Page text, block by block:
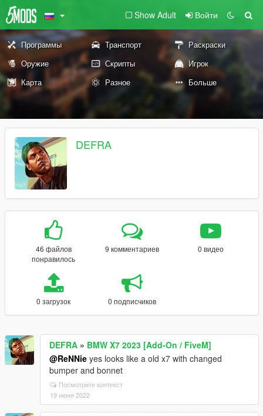
Show Adult Войти
Программы Транспорт
Раскраски
Оружие
Скрипты
Игрок
Карта
Разное Больше
DEFRA
46 файлов
понравилось
9 комментариев 0 видео
0 загрузок 0 подписчиков
DEFRA » BMW X7 2023 [Add-On / FiveM]
@ReNNie yes looks like a old x7 with changed
bumper and bonnet
Посмотрите контекст
19 июня 2022